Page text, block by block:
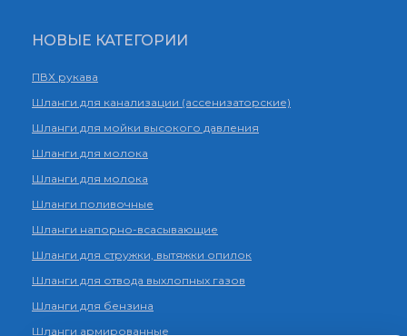
НОВЫЕ КАТЕГОРИИ
ПВХ рукава
Шланги для канализации (ассенизаторские)
Шланги для мойки высокого давления
Шланги для молока
Шланги для молока
Шланги поливочные
Шланги напорно-всасывающие
Шланги для стружки, вытяжки опилок
Шланги для отвода выхлопных газов
Шланги для бензина
Шланги армированные